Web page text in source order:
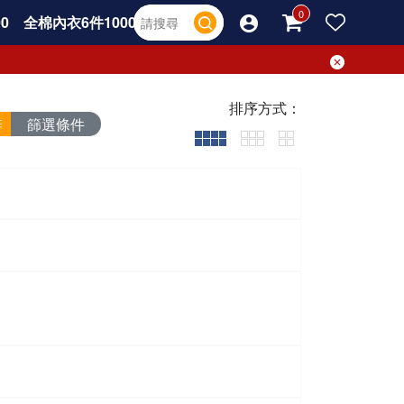
全棉內衣6件1000
篩選條件
排序方式：